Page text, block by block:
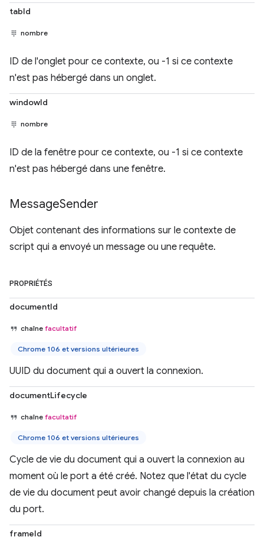
tabId
nombre
ID de l'onglet pour ce contexte, ou -1 si ce contexte
n'est pas hébergé dans un onglet.
windowId
nombre
ID de la fenêtre pour ce contexte, ou -1 si ce contexte
n'est pas hébergé dans une fenêtre.
MessageSender
Objet contenant des informations sur le contexte de
script qui a envoyé un message ou une requête.
PROPRIÉTÉS
documentId
chaîne facultatif
Chrome 106 et versions ultérieures
UUID du document qui a ouvert la connexion.
documentLifecycle
chaîne facultatif
Chrome 106 et versions ultérieures
Cycle de vie du document qui a ouvert la connexion au
moment où le port a été créé. Notez que l'état du cycle
de vie du document peut avoir changé depuis la création
du port.
frameId